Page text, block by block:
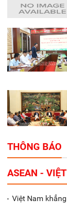
THÔNG BÁO
ASEAN -
Việt Nam